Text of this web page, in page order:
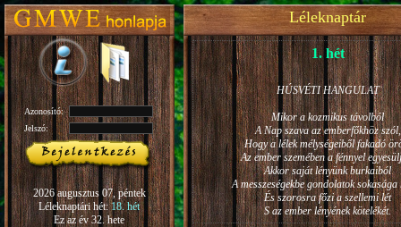
Azonosító:
Jelszó:
2026 augusztus 07, péntek
Léleknaptári hét:18. hét
Ez az év 32. hete
Léleknaptár
1. hét
HÚSVÉTI HANGULAT
Mikor a kozmikus távolból
A Nap szava az emberfőkhöz szól,
Hogy a lélek mélységeiből fakadó
Az ember szemében a fénnyel
Akkor saját lényünk burkaiból
A messzeségekbe gondolatok sokasága
És szorosra főzi a szellemi lét
S az ember lényének kötelékét.